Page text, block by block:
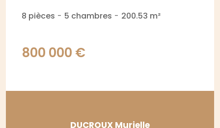
8 pièces - 5 chambres - 200.53 m²
800 000 €
DUCROUX Murielle